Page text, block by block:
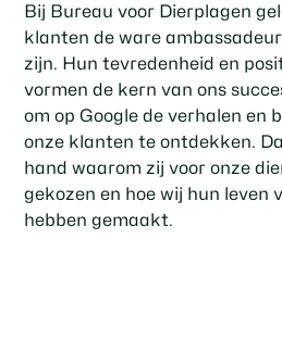
Bij Bureau voor Dierplagen
klanten de ware
zijn. Hun tevredenheid en
vormen de kern van ons
om op Google de verhalen en
onze klanten te ontdekken.
hand waarom zij voor onze
gekozen en hoe wij hun leven
hebben gemaakt.